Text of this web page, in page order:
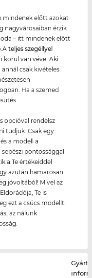
mindenek előtt azokat
nagyvárosaiban érzik
– itt mindenek előtt
teljes szegéllyel
körül van véve. Aki
csak kivételes
Ha a szemed
opcióval rendelsz
tudjuk. Csak egy
a modell a
pontossággal
a Te értékeiddel
azután hamarosan
jóvoltából! Mivel az
Te is
ezt a csúcs modellt.
az nálunk